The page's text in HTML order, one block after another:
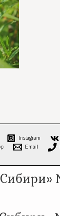
Instagram
Email